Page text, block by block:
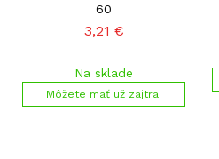
60
3,21 €
Na sklade
Môžete mať už zajtra.